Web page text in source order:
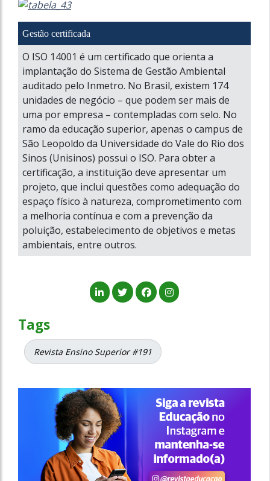
Gestão certificada
O ISO 14001 é um certificado que orienta a
implantação do Sistema de Gestão Ambiental
auditado pelo Inmetro. No Brasil, existem 174
unidades de negócio – que podem ser mais de
uma por empresa – contempladas com selo. No
ramo da educação superior, apenas o campus de
São Leopoldo da Universidade do Vale do Rio dos
Sinos (Unisinos) possui o ISO. Para obter a
certificação, a instituição deve apresentar um
projeto, que inclui questões como adequação do
espaço físico à natureza, comprometimento com
a melhoria contínua e com a prevenção da
poluição, estabelecimento de objetivos e metas
ambientais, entre outros.
Tags
Revista Ensino Superior #191